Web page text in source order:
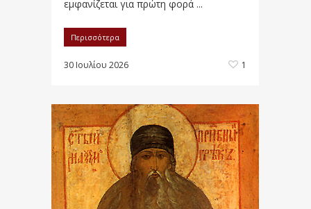
εμφανίζεται για πρώτη φορά ...
Περισσότερα
30 Ιουλίου 2026 1